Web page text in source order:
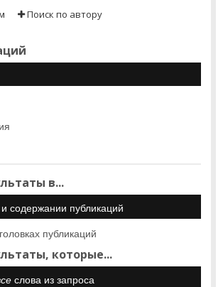
Поиск по автору
в...
и содержании публикаций
публикаций
которые...
слова из запроса